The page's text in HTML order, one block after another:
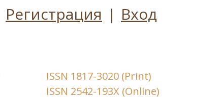
Регистрация | Вход
ISSN 1817-3020 (Print)
ISSN 2542-193X (Online)